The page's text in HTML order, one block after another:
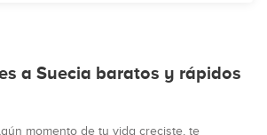
a Suecia baratos y rápidos
momento de tu vida creciste, te